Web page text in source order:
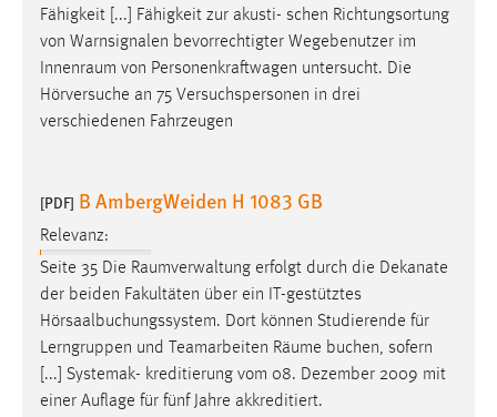
Fähigkeit [...] Fähigkeit zur akusti- schen Richtungsortung
von Warnsignalen bevorrechtigter Wegebenutzer im
Innenraum von Personenkraftwagen untersucht. Die
Hörversuche an 75 Versuchspersonen in drei
verschiedenen Fahrzeugen
[PDF] B AmbergWeiden H 1083 GB
Relevanz:
Seite 35 Die Raumverwaltung erfolgt durch die Dekanate
der beiden Fakultäten über ein IT-gestütztes
Hörsaalbuchungssystem. Dort können Studierende für
Lerngruppen und Teamarbeiten Räume buchen, sofern
[...] Systemak- kreditierung vom 08. Dezember 2009 mit
einer Auflage für fünf Jahre akkreditiert.